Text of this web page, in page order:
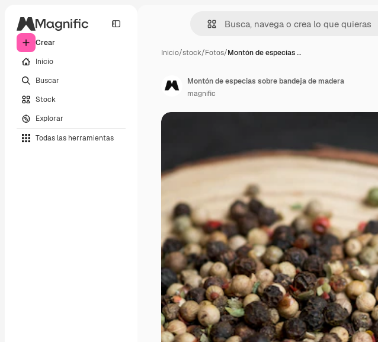
Crear
Inicio
Buscar
Stock
Explorar
Todas las herramientas
Inicio/stock/Fotos/Montón de especias …
Montón de especias sobre bandeja de madera
magnific